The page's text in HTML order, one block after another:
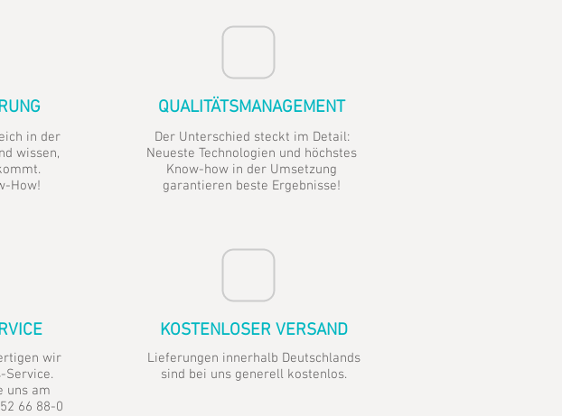
in der
wissen,
How!
wir
Service.
uns am
66 88-0
QUALITÄTSMANAGEMENT
Der Unterschied steckt im Detail:
Neueste Technologien und höchstes
Know-how in der Umsetzung
garantieren beste Ergebnisse!
KOSTENLOSER VERSAND
Lieferungen innerhalb Deutschlands
sind bei uns generell kostenlos.